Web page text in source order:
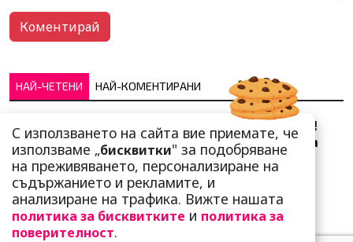
НАЙ-ЧЕТЕНИ НАЙ-КОМЕНТИРАНИ
Сърце юнашко не трае!
Ричи Тъпото си вдигна
стандарта: Замени
чалгарка...
С използването на сайта вие приемате, че
използваме „бисквитки" за подобряване
на преживяването, персонализиране на
съдържанието и рекламите, и
анализиране на трафика. Вижте нашата
политика за бисквитките и политика за
поверителност.